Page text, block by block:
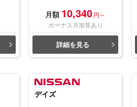
月額 10,340円～
ボーナス月加算あり
詳細を見る
デイズ